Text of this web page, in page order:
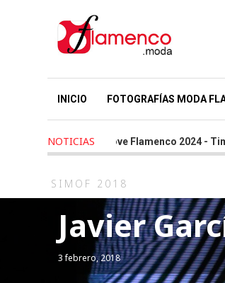
INICIO FOTOGRAFÍAS MODA
NOTICIAS
We Love Flamenco 2024 - Timing 3
SIMOF 2018
Javier
3 febrero, 2018